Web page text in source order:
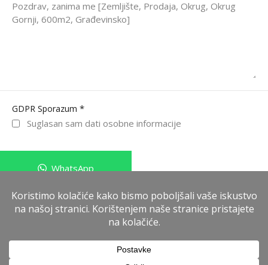
GDPR Sporazum *
Suglasan sam dati osobne informacije
WhatsApp
Pošalji poruku